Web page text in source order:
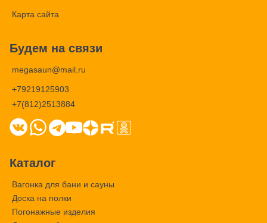
Карта сайта
Будем на связи
megasaun@mail.ru
+79219125903
+7(812)2513884
Каталог
Вагонка для бани и сауны
Доска на полки
Погонажные изделия